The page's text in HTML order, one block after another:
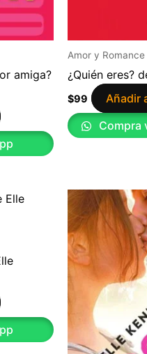
amiga?
Amor y Romance
¿Quién eres?
$99
Añadir
Compra